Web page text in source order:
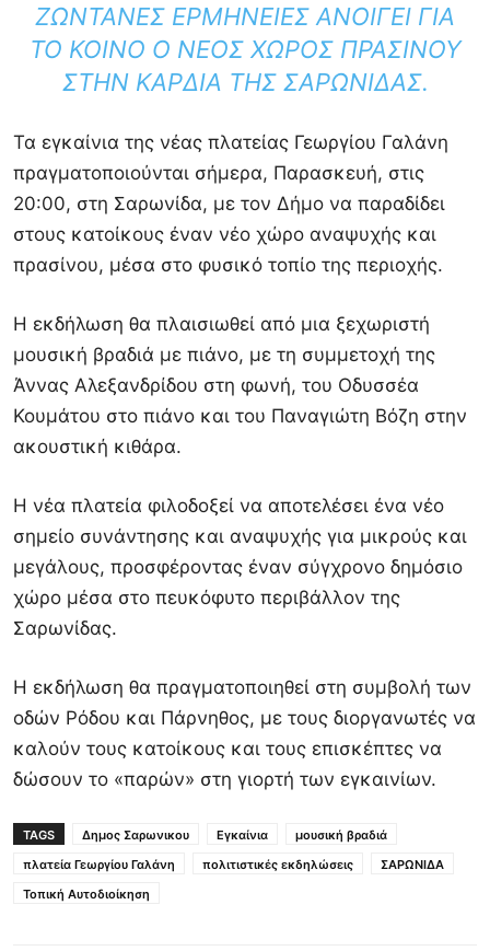
ΖΩΝΤΑΝΈΣ ΕΡΜΗΝΕΊΕΣ ΑΝΟΊΓΕΙ ΓΙΑ
ΤΟ ΚΟΙΝΌ Ο ΝΈΟΣ ΧΏΡΟΣ ΠΡΑΣΊΝΟΥ
ΣΤΗΝ ΚΑΡΔΙΆ ΤΗΣ ΣΑΡΩΝΊΔΑΣ.
Τα εγκαίνια της νέας πλατείας Γεωργίου Γαλάνη
πραγματοποιούνται σήμερα, Παρασκευή, στις
20:00, στη Σαρωνίδα, με τον Δήμο να παραδίδει
στους κατοίκους έναν νέο χώρο αναψυχής και
πρασίνου, μέσα στο φυσικό τοπίο της περιοχής.
Η εκδήλωση θα πλαισιωθεί από μια ξεχωριστή
μουσική βραδιά με πιάνο, με τη συμμετοχή της
Άννας Αλεξανδρίδου στη φωνή, του Οδυσσέα
Κουμάτου στο πιάνο και του Παναγιώτη Βόζη στην
ακουστική κιθάρα.
Η νέα πλατεία φιλοδοξεί να αποτελέσει ένα νέο
σημείο συνάντησης και αναψυχής για μικρούς και
μεγάλους, προσφέροντας έναν σύγχρονο δημόσιο
χώρο μέσα στο πευκόφυτο περιβάλλον της
Σαρωνίδας.
Η εκδήλωση θα πραγματοποιηθεί στη συμβολή των
οδών Ρόδου και Πάρνηθος, με τους διοργανωτές να
καλούν τους κατοίκους και τους επισκέπτες να
δώσουν το «παρών» στη γιορτή των εγκαινίων.
TAGS Δημος Σαρωνικου Εγκαίνια
μουσική βραδιά
πλατεία Γεωργίου Γαλάνη
πολιτιστικές εκδηλώσεις
ΣΑΡΩΝΙΔΑ
Τοπική Αυτοδιοίκηση